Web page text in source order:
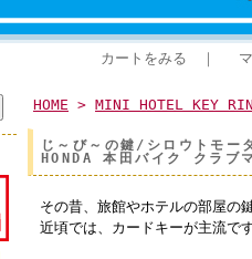
カートをみる ｜
HOME > MINI HOTEL KEY
じ～び～の鍵/シロウトモ
HONDA 本田バイク クラブ
その昔、旅館やホテルの部屋の
近頃では、カードキーが主流で